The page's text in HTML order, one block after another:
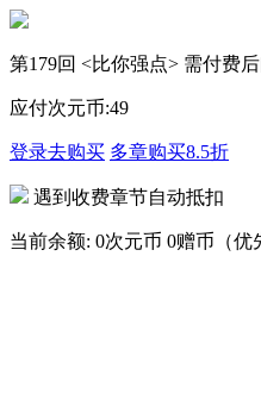
第179回 <比你强点> 需付费
应付次元币:49
登录去购买 多章购买8.5折
遇到收费章节自动抵扣
当前余额: 0次元币 0赠币（优